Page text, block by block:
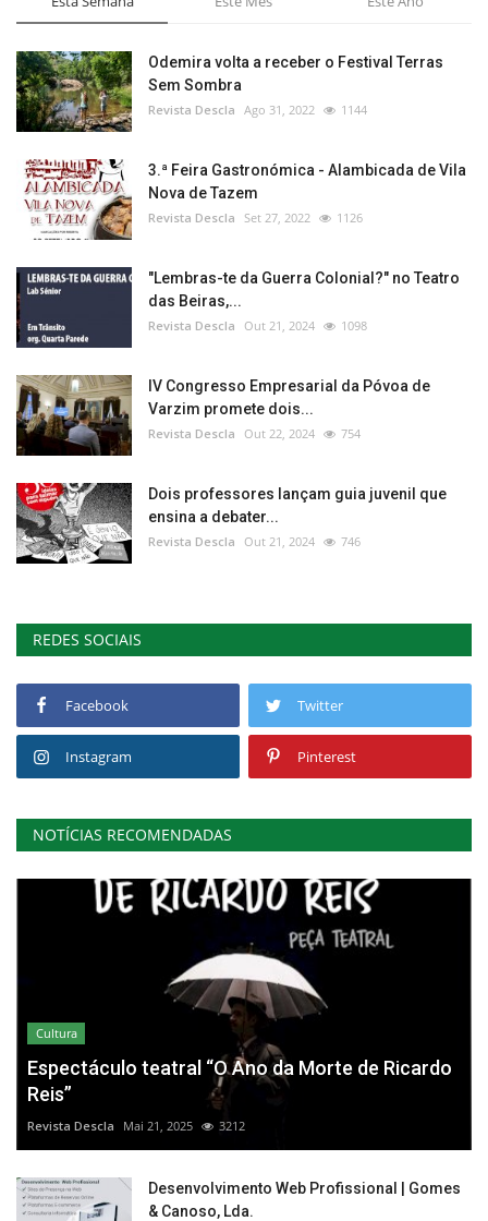
Odemira volta a receber o Festival Terras
Sem Sombra
Revista Descla Ago 31, 2022 1144
3.ª Feira Gastronómica - Alambicada de Vila
Nova de Tazem
Revista Descla Set 27, 2022 1126
"Lembras-te da Guerra Colonial?" no Teatro
das Beiras,...
Revista Descla Out 21, 2024 1098
IV Congresso Empresarial da Póvoa de
Varzim promete dois...
Revista Descla Out 22, 2024 754
Dois professores lançam guia juvenil que
ensina a debater...
Revista Descla Out 21, 2024 746
REDES SOCIAIS
Facebook Twitter
Instagram Pinterest
NOTÍCIAS RECOMENDADAS
Cultura
Espectáculo teatral “O Ano da Morte de Ricardo
Reis”
Revista Descla Mai 21, 2025 3212
Desenvolvimento Web Profissional | Gomes
& Canoso, Lda.